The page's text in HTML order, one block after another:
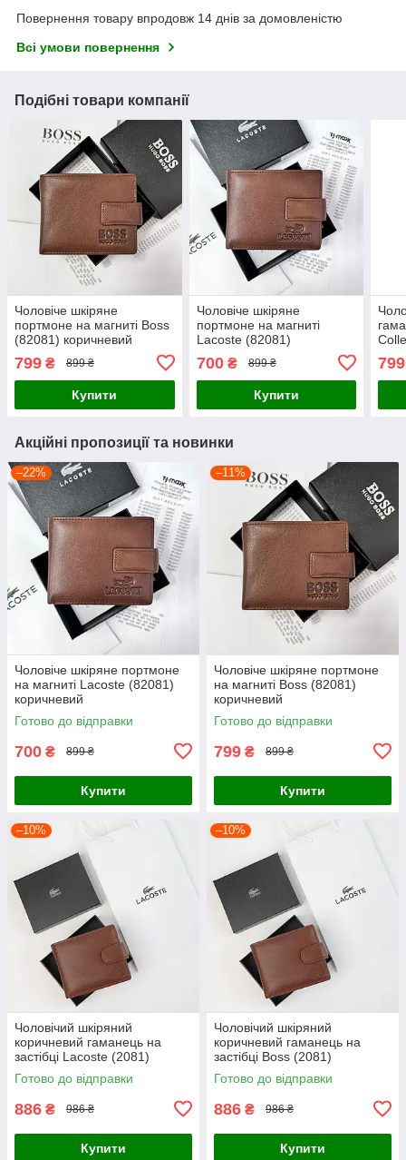
Повернення товару впродовж 14 днів за домовленістю
Всі умови повернення
Подібні товари компанії
Чоловіче шкіряне
портмоне на магниті Boss
(82081) коричневий
799 ₴ 899 ₴
Купити
Чоловіче шкіряне
портмоне на магниті
Lacoste (82081)
700₴ 899 ₴
Купити
799
Акційні пропозиції та новинки
–22%
Чоловіче шкіряне портмоне
на магниті Lacoste (82081)
коричневий
Готово до відправки
700 ₴ 899 ₴
Купити
–11%
Чоловіче шкіряне портмоне
на магниті Boss (82081)
коричневий
Готово до відправки
799 ₴ 899 ₴
Купити
–10%
Чоловічий шкіряний
коричневий гаманець на
застібці Lacoste (2081)
Готово до відправки
886 ₴ 986 ₴
Купити
–10%
Чоловічий шкіряний
коричневий гаманець на
застібці Boss (2081)
Готово до відправки
886 ₴ 986 ₴
Купити